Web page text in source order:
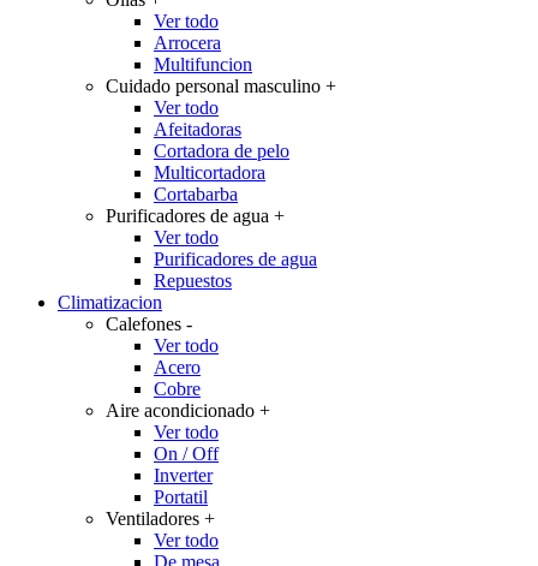
Ver todo
Arrocera
Multifuncion
Cuidado personal masculino +
Ver todo
Afeitadoras
Cortadora de pelo
Multicortadora
Cortabarba
Purificadores de agua +
Ver todo
Purificadores de agua
Repuestos
Climatizacion
Calefones -
Ver todo
Acero
Cobre
Aire acondicionado +
Ver todo
On / Off
Inverter
Portatil
Ventiladores +
Ver todo
De mesa